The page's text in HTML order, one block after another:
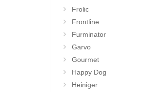
Frolic
Frontline
Furminator
Garvo
Gourmet
Happy Dog
Heiniger